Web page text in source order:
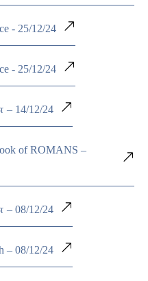
- 25/12/24
- 25/12/24
– 14/12/24
of ROMANS –
– 08/12/24
– 08/12/24